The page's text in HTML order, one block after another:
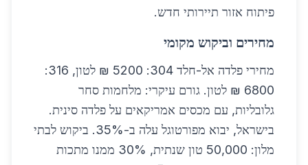
פיתוח אזור תיירותי חדש.
מחירים וביקוש מקומי
מחירי פלדה אל-חלד 304: 5200 ₪ לטון, 316:
6800 ₪ לטון. גורם עיקרי: מלחמות סחר
גלובליות, עם מכסים אמריקאים על פלדה סינית.
בישראל, יבוא מפורטוגל עלה ב-35%. ביקוש לבתי
מלון: 50,000 טון שנתית, 30% ממנו מתכות